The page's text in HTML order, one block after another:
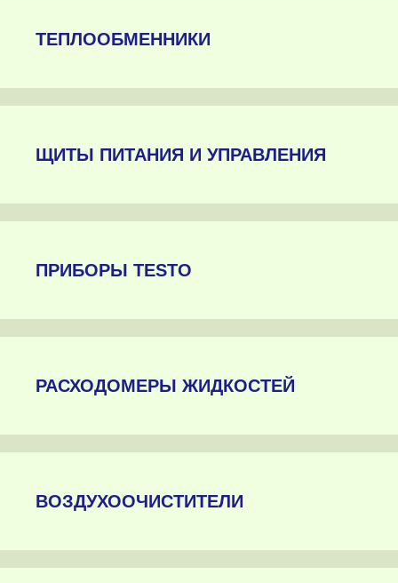
ТЕПЛООБМЕННИКИ
ЩИТЫ ПИТАНИЯ И УПРАВЛЕНИЯ
ПРИБОРЫ TESTO
РАСХОДОМЕРЫ ЖИДКОСТЕЙ
ВОЗДУХООЧИСТИТЕЛИ